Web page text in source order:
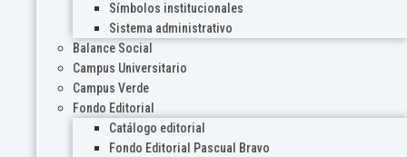
Símbolos institucionales
Sistema administrativo
Balance Social
Campus Universitario
Campus Verde
Fondo Editorial
Catálogo editorial
Fondo Editorial Pascual Bravo